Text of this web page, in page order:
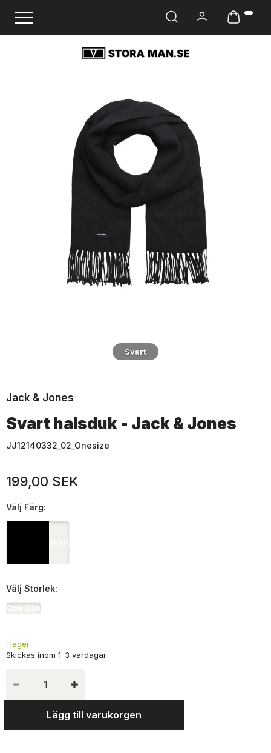
Ändra navigering
Svart
Jack & Jones
Svart halsduk - Jack & Jones
JJ12140332_02_Onesize
199,00 SEK
Välj Färg:
Svart
Välj Storlek:
One Size
I lager
Lägg till varukorgen